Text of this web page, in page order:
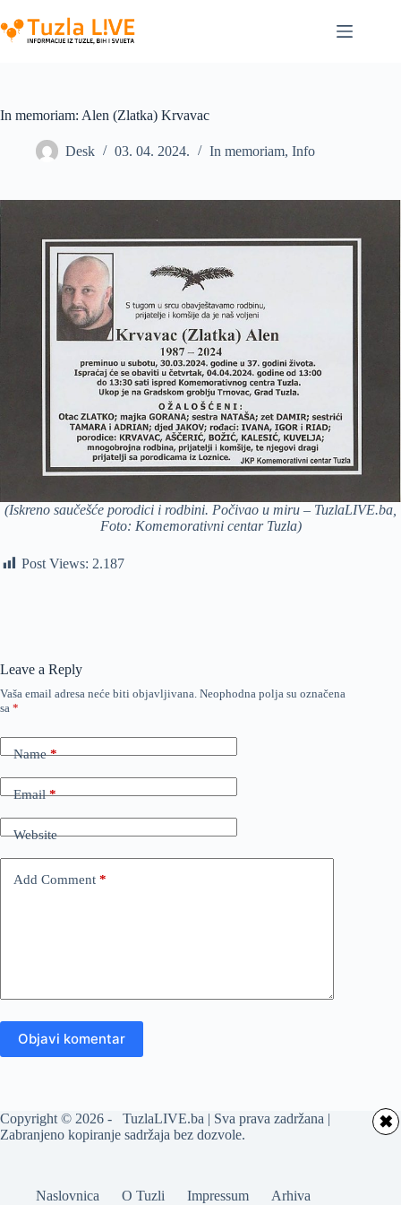
to
content
In memoriam: Alen (Zlatka) Krvavac
Desk 03. 04. 2024. In memoriam, Info
(Iskreno saučešće porodici i rodbini. Počivao u miru – TuzlaLIVE.ba,
Foto: Komemorativni centar Tuzla)
Post Views: 2.187
Leave a Reply
Vaša email adresa neće biti objavljivana. Neophodna polja su označena
sa *
Name*
Email*
Website
Add Comment *
Objavi komentar
Copyright © 2026 - TuzlaLIVE.ba | Sva prava zadržana |
Zabranjeno kopiranje sadržaja bez dozvole.
Naslovnica O Tuzli Impressum
Arhiva
✖